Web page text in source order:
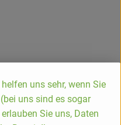
Warenkorb hinzufügen
uns sehr, wenn Sie
uns sind es sogar
Sie uns, Daten